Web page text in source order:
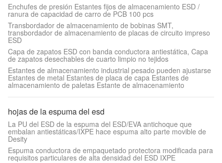
Enchufes de presión Estantes fijos de almacenamiento ESD /
ranura de capacidad de carro de PCB 100 pcs
Transbordador de almacenamiento de bobinas SMT,
transbordador de almacenamiento de placas de circuito impreso
ESD
Capa de zapatos ESD con banda conductora antiestática, Capa
de zapatos desechables de cuarto limpio no tejidos
Estantes de almacenamiento industrial pesado pueden ajustarse
Estantes de metal Estantes de placa de capa Estantes de
almacenamiento de paletas Estante de almacenamiento
hojas de la espuma del esd
La PU del ESD de la espuma del ESD/EVA antichoque que
embalan antiestáticas/IXPE hace espuma alto parte movible de
Desity
Espuma conductora de empaquetado protectora modificada para
requisitos particulares de alta densidad del ESD IXPE